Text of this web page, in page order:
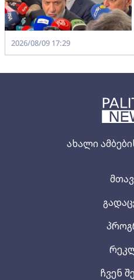
ახალი
ჩვენ
2026/08/09 17:29